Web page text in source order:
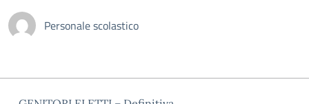
Personale scolastico